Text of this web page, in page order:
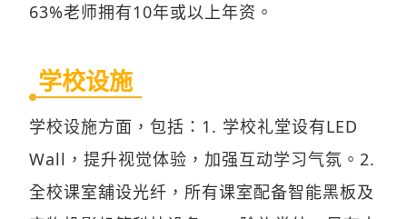
63%老师拥有10年或以上年资。
学校设施
学校设施方面，包括：1. 学校礼堂设有LED
Wall，提升视觉体验，加强互动学习气氛。2.
全校课室舖设光纤，所有课室配备智能黑板及